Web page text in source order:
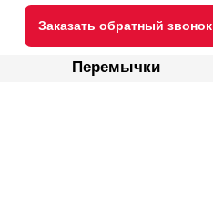
Заказать обратный звонок
Перемычки